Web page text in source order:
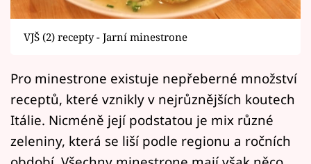
Filmový festival Karlovy Vary
Mámy sobě
Přihlášení
VJŠ (2) recepty - Jarní minestrone
Pro minestrone existuje nepřeberné množství
receptů, které vznikly v nejrůznějších koutech
Itálie. Nicméně její podstatou je mix různé
zeleniny, která se liší podle regionu a ročních